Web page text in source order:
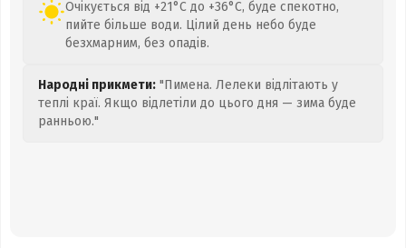
Очікується від +21°C до +36°C, буде спекотно,
пийте більше води. Цілий день небо буде
безхмарним, без опадів.
Народні прикмети: "Пимена. Лелеки відлітають у
теплі краї. Якщо відлетіли до цього дня — зима буде
ранньою."